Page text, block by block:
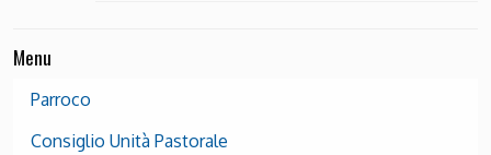
Menu
Parroco
Consiglio Unità Pastorale